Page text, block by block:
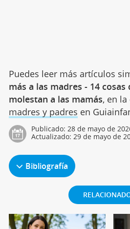
Puedes leer más artículos
más a las madres - 14 cosas
molestan a las mamás, en
madres y padres en
Publicado: 28 de mayo de
Actualizado: 29 de mayo de
Bibliografía